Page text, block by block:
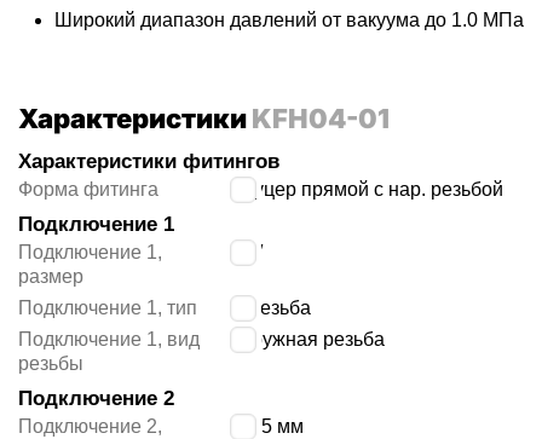
Широкий диапазон давлений от вакуума до 1.0 МПа
ХарактеристикиKFH04-01
Характеристики фитингов
Форма фитинга штуцер прямой с нар. резьбой
Подключение 1
Подключение 1,
размер
1/8″
Подключение 1, тип
R резьба
Подключение 1, вид
резьбы
наружная резьба
Подключение 2
Подключение 2,
4/2.5 мм